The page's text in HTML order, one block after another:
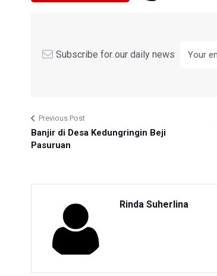
Subscribe for our daily news
Previous Post
Banjir di Desa Kedungringin Beji
Pasuruan
Rinda Suherlina